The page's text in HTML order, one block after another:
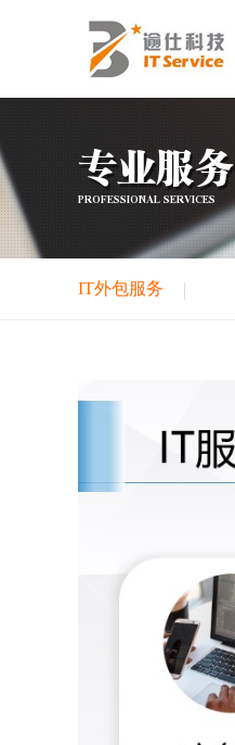
专业服务
PROFESSIONAL SERVICES
IT外包服务